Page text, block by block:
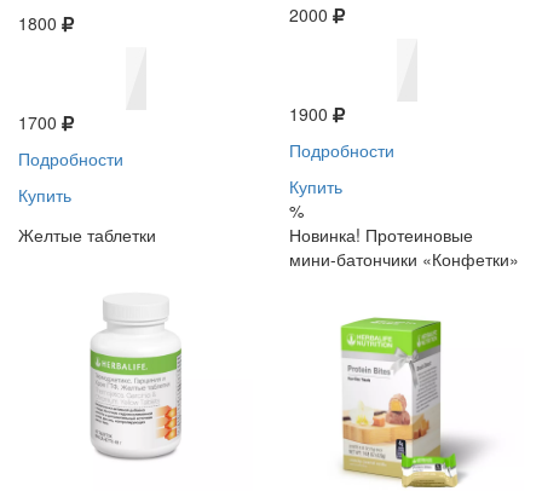
1800
1700
Подробности
Купить
2000
1900
Подробности
Купить
%
Желтые таблетки
Новинка! Протеиновые
мини-батончики «Конфетки»